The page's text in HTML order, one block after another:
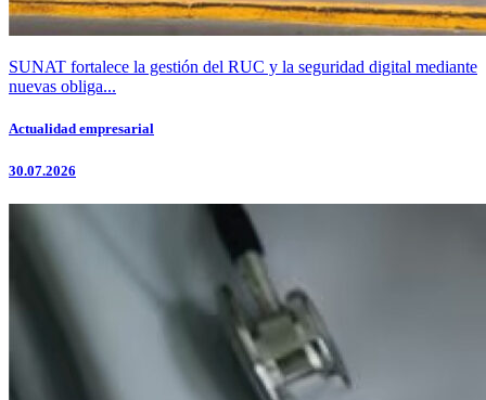
SUNAT fortalece la gestión del RUC y la seguridad digital mediante
nuevas obliga...
Actualidad empresarial
30.07.2026